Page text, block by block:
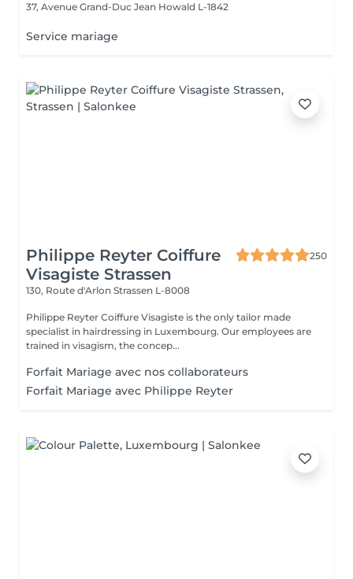
37, Avenue Grand-Duc Jean Howald L-1842
Service mariage
Philippe Reyter Coiffure
Visagiste Strassen
250
130, Route d'Arlon Strassen L-8008
Philippe Reyter Coiffure Visagiste is the only tailor made
specialist in hairdressing in Luxembourg. Our employees are
trained in visagism, the concep...
Forfait Mariage avec nos collaborateurs
Forfait Mariage avec Philippe Reyter